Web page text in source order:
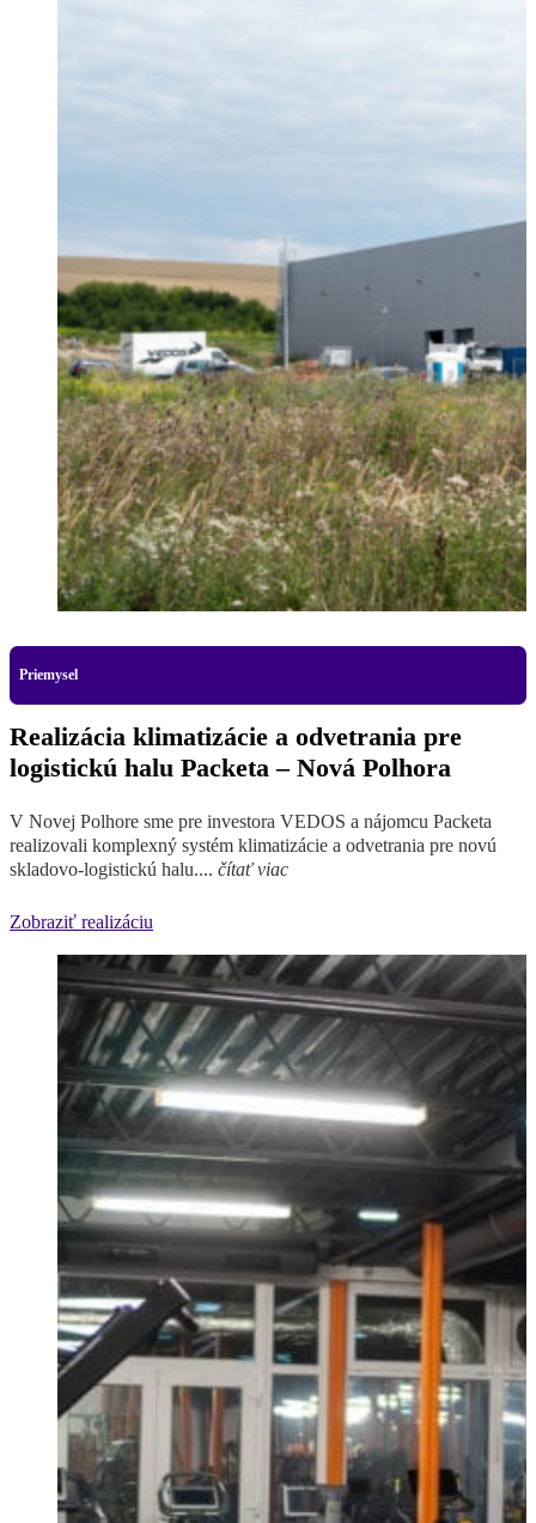
Priemysel
Realizácia klimatizácie a odvetrania pre
logistickú halu Packeta – Nová Polhora
V Novej Polhore sme pre investora VEDOS a nájomcu Packeta
realizovali komplexný systém klimatizácie a odvetrania pre novú
skladovo-logistickú halu.... čítať viac
Zobraziť realizáciu